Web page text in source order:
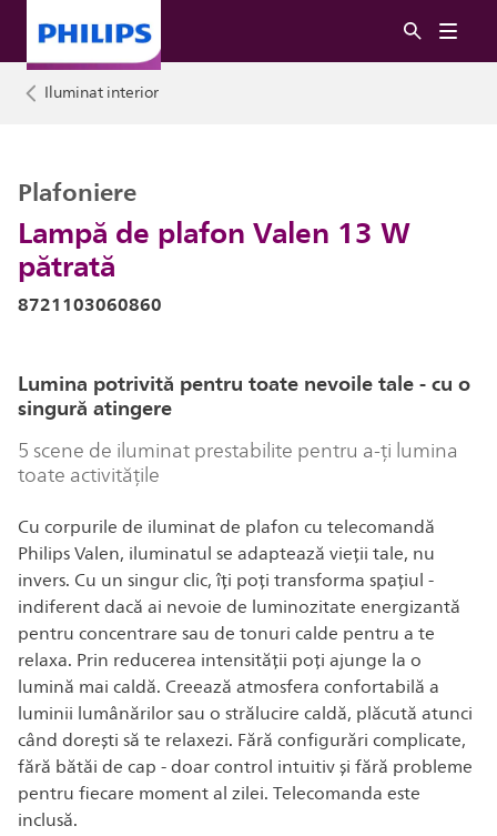
Iluminat interior
Lampă de plafon Valen 13 W
pătrată
Plafoniere
8721103060860
Lumina potrivită pentru toate nevoile tale - cu o
singură atingere
5 scene de iluminat prestabilite pentru a-ți lumina
toate activitățile
Cu corpurile de iluminat de plafon cu telecomandă
Philips Valen, iluminatul se adaptează vieții tale, nu
invers. Cu un singur clic, îți poți transforma spațiul -
indiferent dacă ai nevoie de luminozitate energizantă
pentru concentrare sau de tonuri calde pentru a te
relaxa. Prin reducerea intensității poți ajunge la o
lumină mai caldă. Creează atmosfera confortabilă a
luminii lumânărilor sau o strălucire caldă, plăcută atunci
când dorești să te relaxezi. Fără configurări complicate,
fără bătăi de cap - doar control intuitiv și fără probleme
pentru fiecare moment al zilei. Telecomanda este
inclusă.